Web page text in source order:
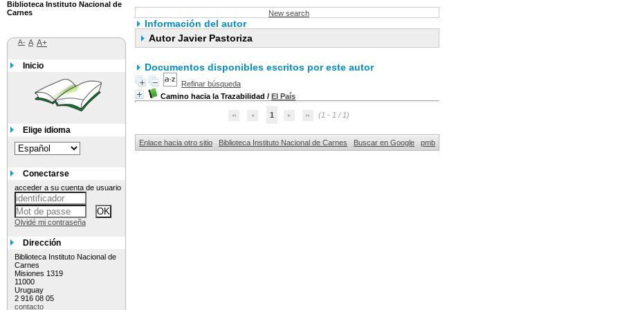
New search
Información del autor
Autor Javier Pastoriza
Documentos disponibles escritos por este autor
Refinar búsqueda
Camino hacia la Trazabilidad / El País
1 (1 - 1 / 1)
Enlace hacia otro sitio Biblioteca Instituto Nacional de Carnes Buscar en Google pmb
Biblioteca Instituto Nacional de
Carnes
A- A A+
Inicio
Elige idioma
Conectarse
acceder a su cuenta de usuario
Olvidé mi contraseña
Dirección
Biblioteca Instituto Nacional de
Carnes
Misiones 1319
11000
Uruguay
2 916 08 05
contacto